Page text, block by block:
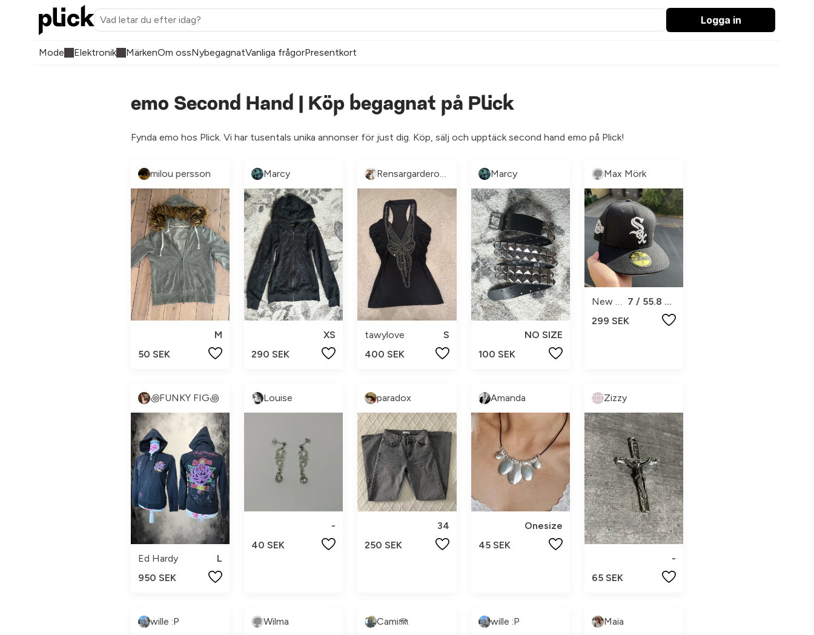
Logga in
Mode Elektronik MärkenOm ossNybegagnatVanliga frågorPresentkort
emo Second Hand | Köp begagnat på Plick
Fynda emo hos Plick. Vi har tusentals unika annonser för just dig. Köp, sälj och upptäck second hand emo på Plick!
milou persson
M
50 SEK
Marcy
XS
290 SEK
Rensargarderobenn
tawylove
S
400 SEK
Marcy
NO SIZE
100 SEK
Max Mörk
New Era
7 / 55.8 cm
299 SEK
꩜FUNKY FIG꩜
Ed Hardy
L
950 SEK
Louise
-
40 SEK
paradox
34
250 SEK
Amanda
Onesize
45 SEK
Zizzy
-
65 SEK
wille :P Wilma Cami🪼 wille :P Maia